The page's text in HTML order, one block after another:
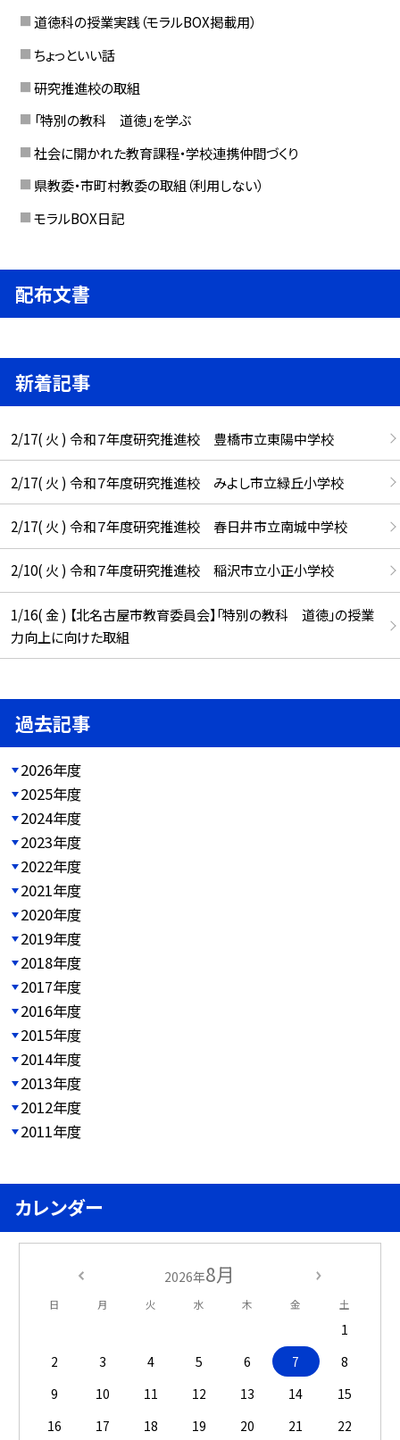
道徳科の授業実践（モラルBOX掲載用）
ちょっといい話
研究推進校の取組
「特別の教科 道徳」を学ぶ
社会に開かれた教育課程・学校連携仲間づくり
県教委・市町村教委の取組（利用しない）
モラルBOX日記
配布文書
新着記事
2/17( 火 ) 令和７年度研究推進校 豊橋市立東陽中学校
2/17( 火 ) 令和７年度研究推進校 みよし市立緑丘小学校
2/17( 火 ) 令和７年度研究推進校 春日井市立南城中学校
2/10( 火 ) 令和７年度研究推進校 稲沢市立小正小学校
1/16( 金 ) 【北名古屋市教育委員会】「特別の教科 道徳」の授業
力向上に向けた取組
過去記事
2026年度
2025年度
2024年度
2023年度
2022年度
2021年度
2020年度
2019年度
2018年度
2017年度
2016年度
2015年度
2014年度
2013年度
2012年度
2011年度
カレンダー
2026年8月
日 月 火 水 木 金 土
1
2
3 4 5 6 7
8
9
10 11 12 13 14
15
16
17 18 19 20 21
22